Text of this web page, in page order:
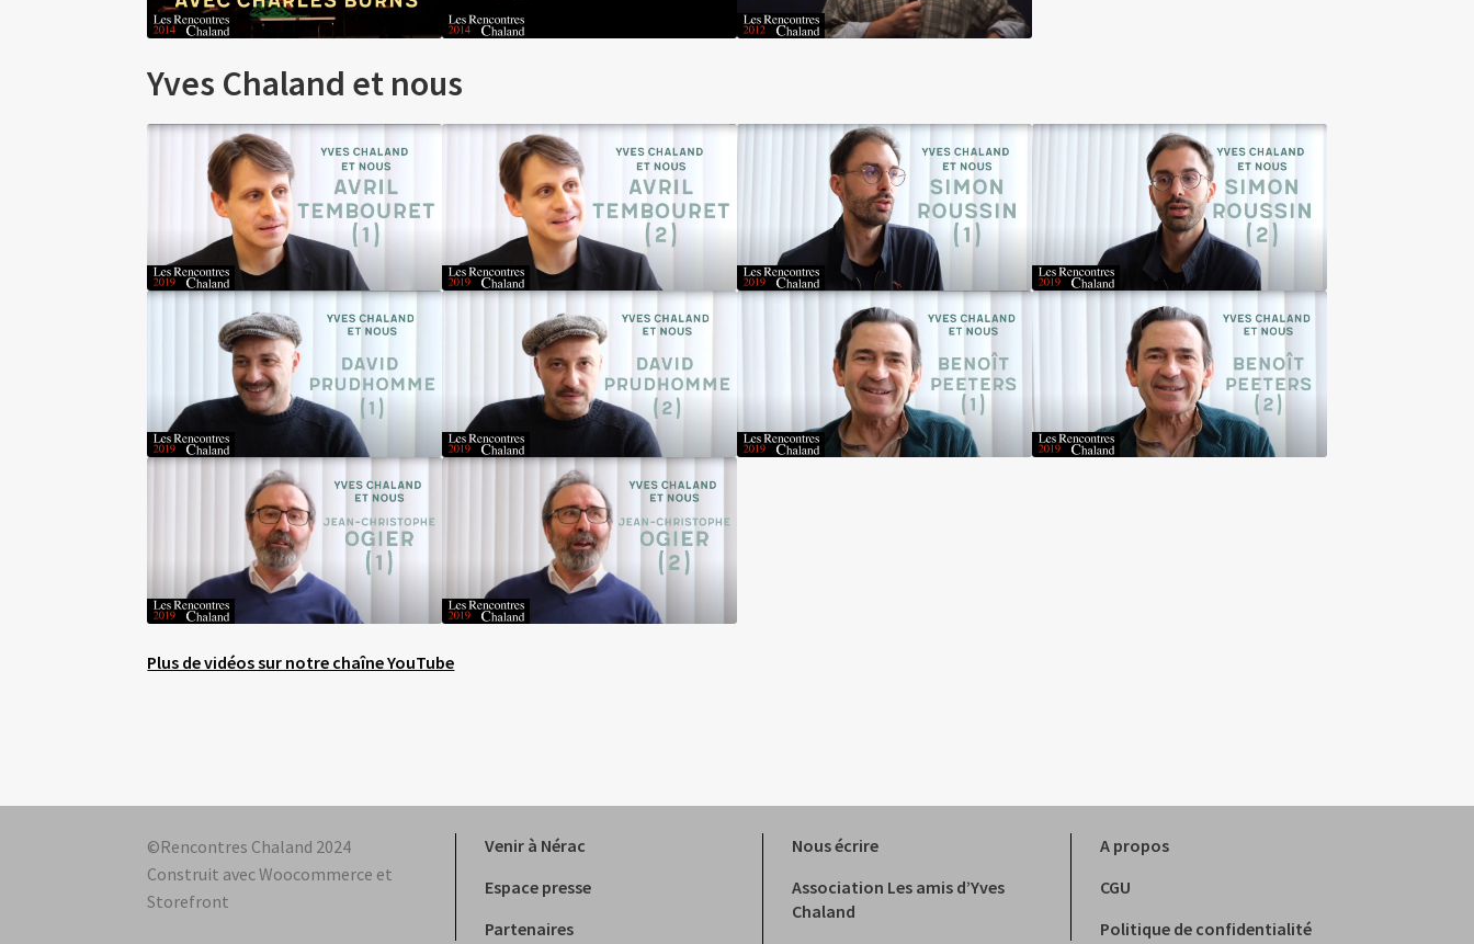
Yves Chaland et nous
Plus de vidéos sur notre chaîne YouTube
©Rencontres Chaland 2024
Construit avec Woocommerce et
Storefront
Venir à Nérac
Espace presse
Partenaires
Nous écrire
Association Les amis d’Yves
Chaland
A propos
CGU
Politique de confidentialité